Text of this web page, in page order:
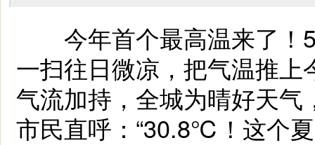
今年首个最高温来了！5
一扫往日微凉，把气温推
气流加持，全城为晴好天
市民直呼：“30.8℃！这个